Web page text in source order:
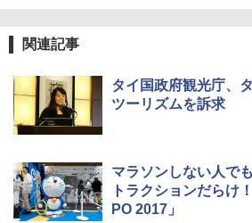
関連記事
タイ国政府観光庁、
ツーリズムを訴求
マラソンしない人で
トラクションだらけ
PO 2017」